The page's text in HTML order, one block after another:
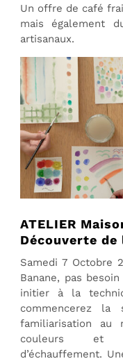
Un offre de café
mais également
artisanaux.
ATELIER
Découverte de
Samedi 7 Octobre
Banane, pas
initier à la
commencerez la
familiarisation au
couleurs et
d’échauffement.